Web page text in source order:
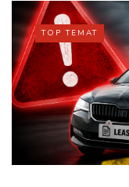
TOP TEMAT